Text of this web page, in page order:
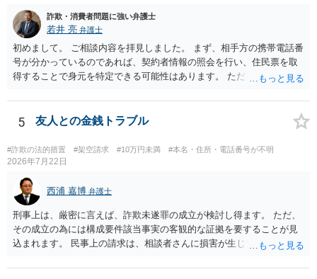
詐欺・消費者問題に強い弁護士
若井 亮 弁護士
初めまして。 ご相談内容を拝見しました。 まず、相手方の携帯電話番
号が分かっているのであれば、契約者情報の照会を行い、住民票を取
得することで身元を特定できる可能性はあります。 ただ、他人名義の
ろです。 LINEについても、詐欺の事案であれば照会できる可能性はあ
りますが、携帯電話の番号を経由する方法より難しくなります。 身元
を特定した後は、返金の理屈があるかどうかを確認していきます。 基
本的に贈与に該当する場合には返金請求ができません。 詐欺を含め、
当方に返金の理屈があるかどうかを確認していきます。 さらに、渡し
た金額について、裏付けがあるかどうかも精査します。 上記を経て、
身元の特定、返金の理屈があると判断できるのであれば、まずは交渉
からスタートすることになるでしょう。 ご理解のとおり、詐欺である
ことの立証は簡単ではありません。 刑事事件化が出来るのであれば、
返金交渉で有利になる可能性がありますが、民事上の詐欺の立証以上
に難しいところがあります。 こちらについては、一度、最寄りの警察
5 友人との金銭トラブル
#詐欺の法的措置 #架空請求 #10万円未満 #本名・住所・電話番号が不明
2026年7月22日
西浦 嘉博 弁護士
刑事上は、厳密に言えば、詐欺未遂罪の成立が検討し得ます。 ただ、
その成立の為には構成要件該当事実の客観的な証拠を要することが見
込まれます。 民事上の請求は、相談者さんに損害が生じていない以
い場合、最寄りの法律事務所での相談を検討ください。 上記、ご参考